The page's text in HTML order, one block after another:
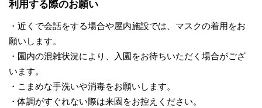
利用する際のお願い
・近くで会話をする場合や屋内施設では、マスクの着用をお
願いします。
・園内の混雑状況により、入園をお待ちいただく場合がござ
います。
・こまめな手洗いや消毒をお願いします。
・体調がすぐれない際は来園をお控えください。